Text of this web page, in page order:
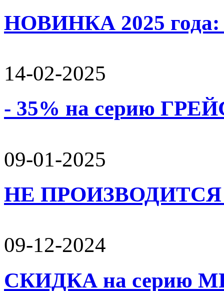
НОВИНКА 2025
14-02-2025
- 35% на серию
09-01-2025
НЕ
09-12-2024
СКИДКА на серию